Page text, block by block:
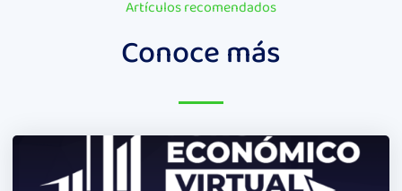
Artículos recomendados
Conoce más